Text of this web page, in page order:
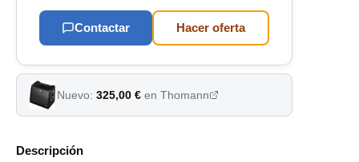
Contactar Hacer oferta
Nuevo: 325,00 € en Thomann
Descripción